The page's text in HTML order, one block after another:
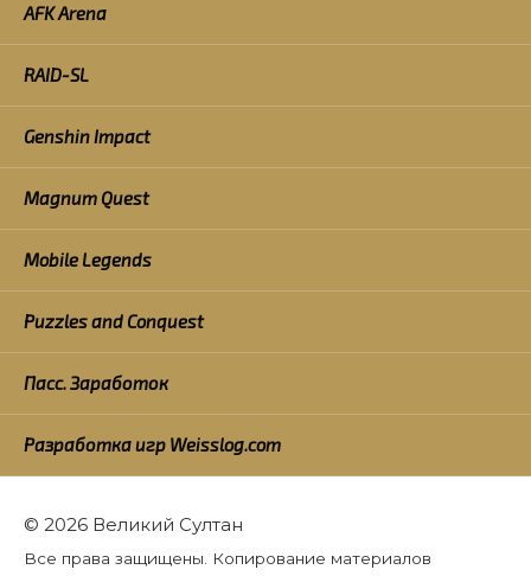
AFK Arena
RAID-SL
Genshin Impact
Magnum Quest
Mobile Legends
Puzzles and Conquest
Пасс. Заработок
Разработка игр Weisslog.com
© 2026 Великий Султан
Все права защищены. Копирование материалов